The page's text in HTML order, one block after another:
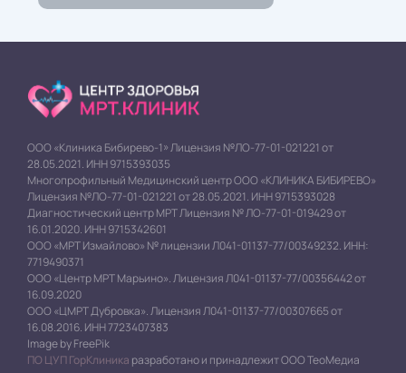
ООО «Клиника Бибирево-1» Лицензия №ЛО-77-01-021221 от
28.05.2021. ИНН 9715393035
Многопрофильный Медицинский центр ООО «КЛИНИКА БИБИРЕВО»
Лицензия №ЛО-77-01-021221 от 28.05.2021. ИНН 9715393028
Диагностический центр МРТ Лицензия № ЛО-77-01-019429 от
16.01.2020. ИНН 9715342601
ООО «МРТ Измайлово» № лицензии Л041-01137-77/00349232. ИНН:
7719490371
ООО «Центр МРТ Марьино». Лицензия Л041-01137-77/00356442 от
16.09.2020
ООО «ЦМРТ Дубровка». Лицензия Л041-01137-77/00307665 от
16.08.2016. ИНН 7723407383
Image by FreePik
ПО ЦУП ГорКлиника разработано и принадлежит ООО ТеоМедиа